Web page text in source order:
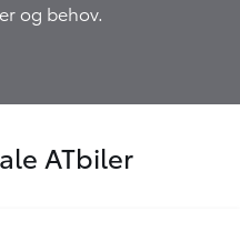
og behov.
ATbiler